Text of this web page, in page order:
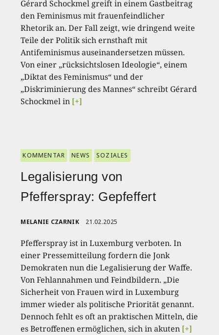
Gérard Schockmel greift in einem Gastbeitrag
den Feminismus mit frauenfeindlicher
Rhetorik an. Der Fall zeigt, wie dringend weite
Teile der Politik sich ernsthaft mit
Antifeminismus auseinandersetzen müssen.
Von einer „rücksichtslosen Ideologie“, einem
„Diktat des Feminismus“ und der
„Diskriminierung des Mannes“ schreibt Gérard
Schockmel in [+]
KOMMENTAR NEWS SOZIALES
Legalisierung von
Pfefferspray: Gepfeffert
MELANIE CZARNIK 21.02.2025
Pfefferspray ist in Luxemburg verboten. In
einer Pressemitteilung fordern die Jonk
Demokraten nun die Legalisierung der Waffe.
Von Fehlannahmen und Feindbildern. „Die
Sicherheit von Frauen wird in Luxemburg
immer wieder als politische Priorität genannt.
Dennoch fehlt es oft an praktischen Mitteln, die
es Betroffenen ermöglichen, sich in akuten [+]